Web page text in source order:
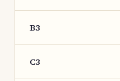
B3
C3